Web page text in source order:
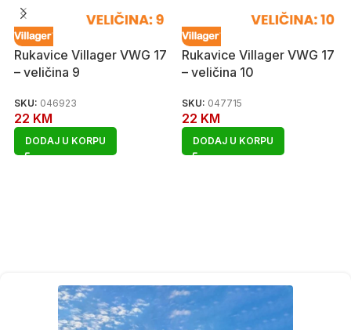
Rukavice Villager VWG 17
– veličina 9
SKU: 046923
22 KM
DODAJ U KORPU
Rukavice Villager VWG 17
– veličina 10
SKU: 047715
22 KM
DODAJ U KORPU